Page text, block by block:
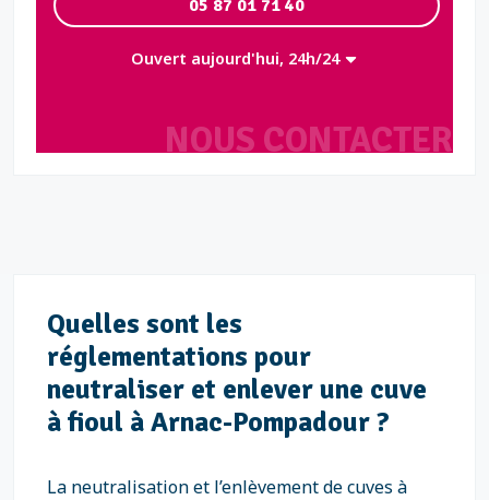
NOUS CONTACTER
05 87 01 71 40
Ouvert aujourd'hui, 24h/24
Quelles sont les
réglementations pour
neutraliser et enlever une cuve
à fioul à Arnac-Pompadour ?
La neutralisation et l’enlèvement de cuves à